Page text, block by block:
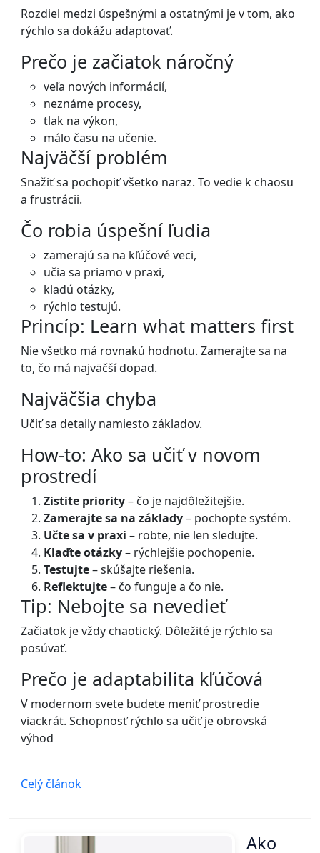
Rozdiel medzi úspešnými a ostatnými je v tom, ako
rýchlo sa dokážu adaptovať.
Prečo je začiatok náročný
veľa nových informácií,
neznáme procesy,
tlak na výkon,
málo času na učenie.
Najväčší problém
Snažiť sa pochopiť všetko naraz. To vedie k chaosu
a frustrácii.
Čo robia úspešní ľudia
zamerajú sa na kľúčové veci,
učia sa priamo v praxi,
kladú otázky,
rýchlo testujú.
Princíp: Learn what matters first
Nie všetko má rovnakú hodnotu. Zamerajte sa na
to, čo má najväčší dopad.
Najväčšia chyba
Učiť sa detaily namiesto základov.
How-to: Ako sa učiť v novom
prostredí
Zistite priority– čo je najdôležitejšie.
Zamerajte sa na základy– pochopte systém.
Učte sa v praxi – robte, nie len sledujte.
Klaďte otázky– rýchlejšie pochopenie.
Testujte– skúšajte riešenia.
Reflektujte– čo funguje a čo nie.
Tip: Nebojte sa nevedieť
Začiatok je vždy chaotický. Dôležité je rýchlo sa
posúvať.
Prečo je adaptabilita kľúčová
V modernom svete budete meniť prostredie
viackrát. Schopnosť rýchlo sa učiť je obrovská
výhod
Celý článok
Ako